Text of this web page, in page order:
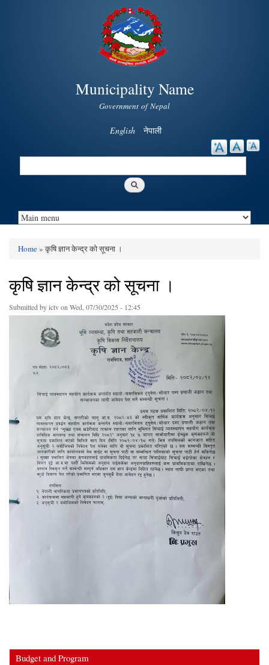
Skip to
main
content
Municipality Name
Government of Nepal
English नेपाली
Search
You are here
Home» कृषि ज्ञान केन्द्र को सूचना ।
कृषि ज्ञान केन्द्र को सूचना ।
Submitted byictvon Wed, 07/30/2025 - 12:45
Budget and Program